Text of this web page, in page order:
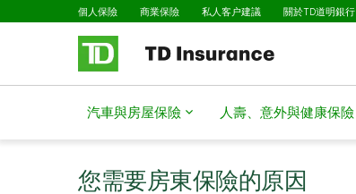
略過進入主要內容
個人保險 已選擇商業保險 私人客户建議 關於TD道明銀行
汽車與房屋保險 人壽、意外與健康保險
您需要房東保險的原因